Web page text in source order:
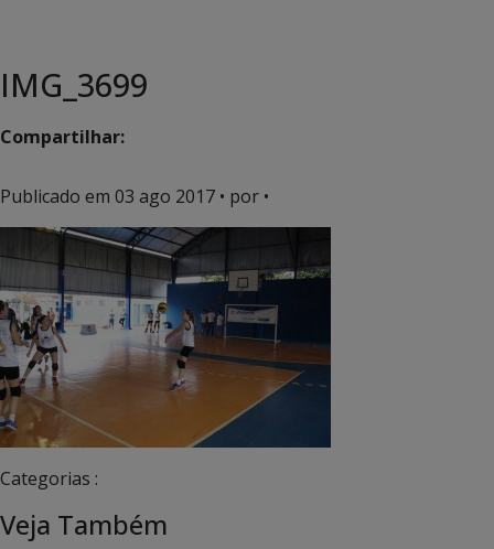
IMG_3699
Compartilhar:
Publicado em 03 ago 2017 • por •
Categorias :
Veja Também